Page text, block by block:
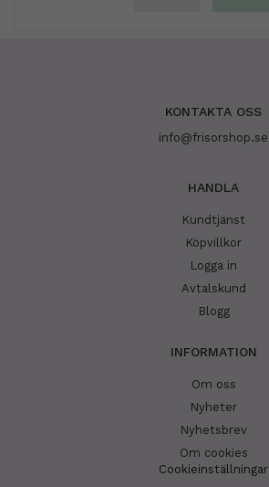
KONTAKTA OSS
info@frisorshop.se
HANDLA
Kundtjänst
Köpvillkor
Logga in
Avtalskund
Blogg
INFORMATION
Om oss
Nyheter
Nyhetsbrev
Om cookies
Cookieinställningar